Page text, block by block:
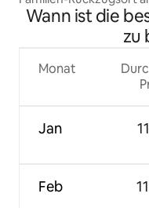
Wann ist die
zu
Monat
Jan
Feb